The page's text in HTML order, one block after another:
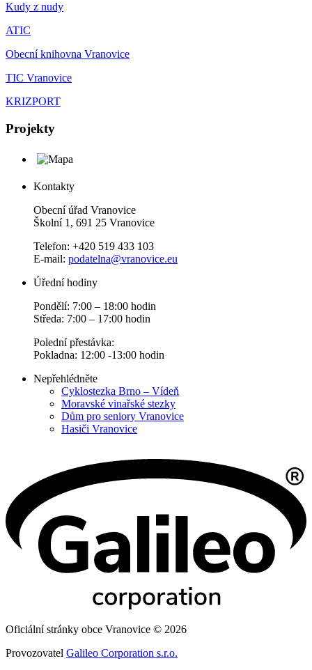
Kudy z nudy
ATIC
Obecní knihovna Vranovice
TIC Vranovice
KRIZPORT
Projekty
Kontakty
Obecní úřad Vranovice
Školní 1, 691 25 Vranovice
Telefon: +420 519 433 103
E-mail: podatelna@vranovice.eu
Úřední hodiny
Pondělí: 7:00 – 18:00 hodin
Středa: 7:00 – 17:00 hodin
Polední přestávka:
Pokladna: 12:00 -13:00 hodin
Nepřehlédněte
Cyklostezka Brno – Vídeň
Moravské vinařské stezky
Dům pro seniory Vranovice
Hasiči Vranovice
Oficiální stránky obce Vranovice © 2026
Provozovatel Galileo Corporation s.r.o.